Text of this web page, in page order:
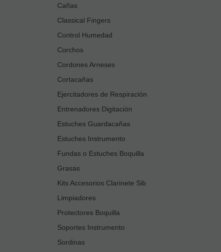
Cañas
Classical Fingers
Control Humedad
Corchos
Cordones Arneses
Cortacañas
Ejercitadores de Respiración
Entrenadores Digitación
Estuches Guardacañas
Estuches Instrumento
Fundas o Estuches Boquilla
Grasas
Kits Accesorios Clarinete Sib
Limpiadores
Protectores Boquilla
Soportes Instrumento
Sordinas